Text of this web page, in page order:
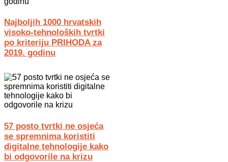
Najboljih 1000 hrvatskih
visoko-tehnoloških tvrtki
po kriteriju PRIHODA za
2019. godinu
57 posto tvrtki ne osjeća
se spremnima koristiti
digitalne tehnologije kako
bi odgovorile na krizu